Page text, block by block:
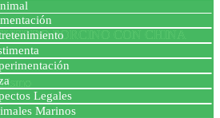
PORCINO CON CHINA
Legales
Marinos